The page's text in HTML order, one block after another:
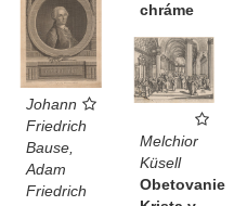
chráme
Johann
Friedrich
Bause,
Adam
Friedrich
Melchior
Küsell
Obetovanie